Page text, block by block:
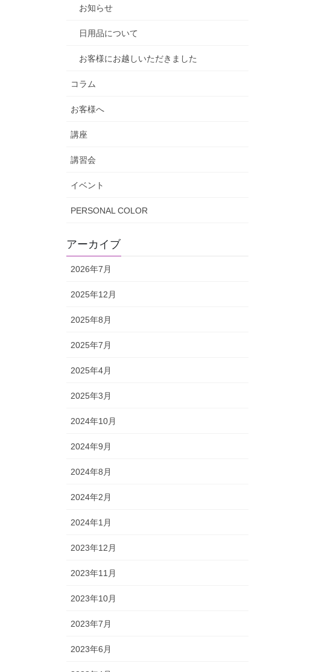
お知らせ
日用品について
お客様にお越しいただきました
コラム
お客様へ
講座
講習会
イベント
PERSONAL COLOR
アーカイブ
2026年7月
2025年12月
2025年8月
2025年7月
2025年4月
2025年3月
2024年10月
2024年9月
2024年8月
2024年2月
2024年1月
2023年12月
2023年11月
2023年10月
2023年7月
2023年6月